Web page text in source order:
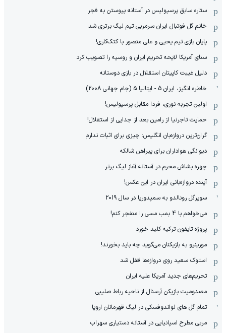
ستاره سابق پرسپولیس در آستانه پیوستن به فجر
خانم گل فوتبال ایران سرمربی تیم لیگ برتری شد
پایان بازی تیم یحیی و علی منصور با کتک‌کاری!
سنای آمریکا لایحه تحریم ایران و روسیه را تصویب کرد
دلیل غیبت کاپیتان استقلال در بازی دوستانه
خاطره انگیز، ایران 5 - ایتالیا 5 (جام جهانی 2008)
اولین تجربه نوری، فردا مقابل پرسپولیس!
حمایت تاجرنیا از رامین بعد از جدایی از استقلال!
گران‌ترین دروازه‌بان انگلیس: چیزی برای اثبات ندارم
دیوانگی هواداران برای پیراهن شالکه
چهره بشاش محرم در آستانه آغاز لیگ برتر
آینده دروازه‌بانی ایران در این عکس!
سوپرگل رونالدو به سمپدوریا در سال 2019
می‌خواهم با 4 بمب مسی را منفجر کنم!
پروژه تایفون ترکیه کلید خورد
مورینیو به بازیکنان می‌گوید چه باید بخورند!
استوک سعید روی دروازه‌ها قفل شد
تحریم‌های جدید آمریکا علیه ایران
مصدومیت بازیکن آرسنال از ناحیه رباط صلیبی
تمام گل های لواندوفسکی در لیگ قهرمانان اروپا
مربی مطرح اسپانیایی در آستانه دستیاری سهراب